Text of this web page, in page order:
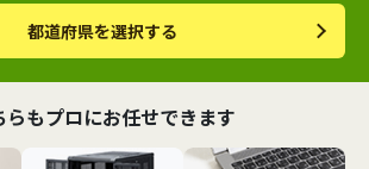
都道府県を選択する
らもプロにお任せできます